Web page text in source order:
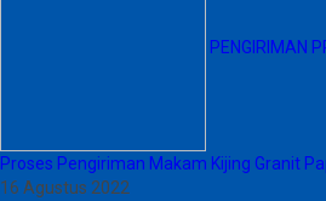
PENGIRIMAN
Proses Pengiriman Makam Kijing Granit
16 Agustus 2022